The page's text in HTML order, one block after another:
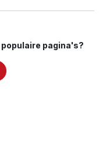
populaire pagina's?